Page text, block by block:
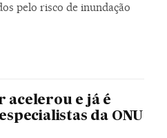
pelo risco de inundação
acelerou e já é
da ONU